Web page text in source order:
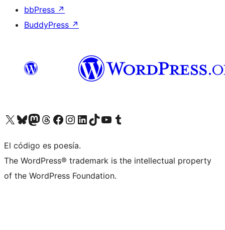
bbPress ↗
BuddyPress ↗
Visit our X (formerly Twitter) account
Visit our Bluesky account
Visit our Mastodon account
Visit our Threads account
Visit our Facebook page
Visit our Instagram account
Visit our LinkedIn account
Visit our TikTok account
Visit our YouTube channel
Visit our Tumblr account
El código es poesía.
The WordPress® trademark is the intellectual property
of the WordPress Foundation.